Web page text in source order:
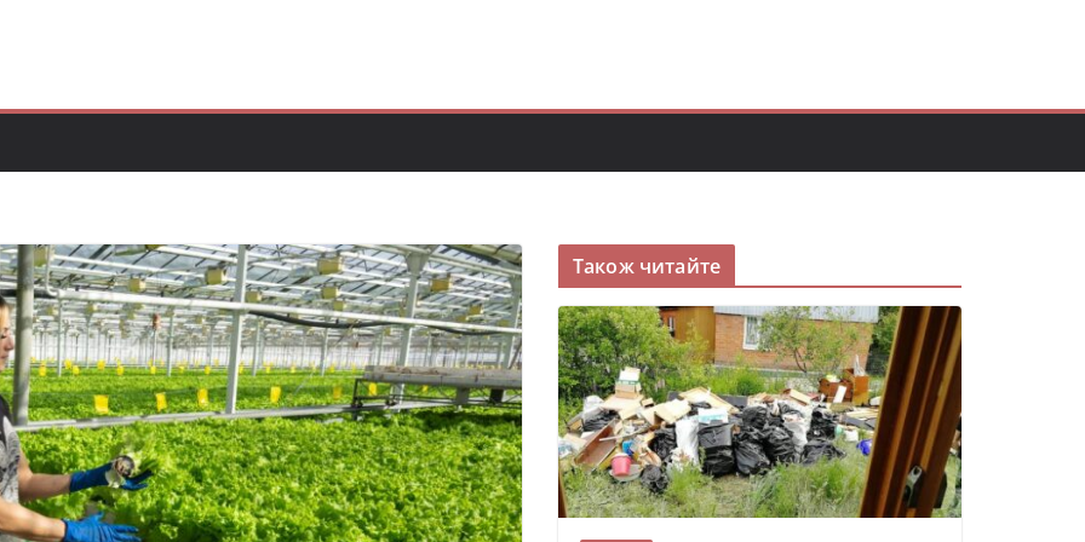
Також читайте